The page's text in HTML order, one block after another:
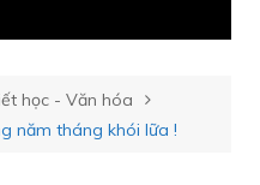
học - Văn hóa
năm tháng khói lữa !